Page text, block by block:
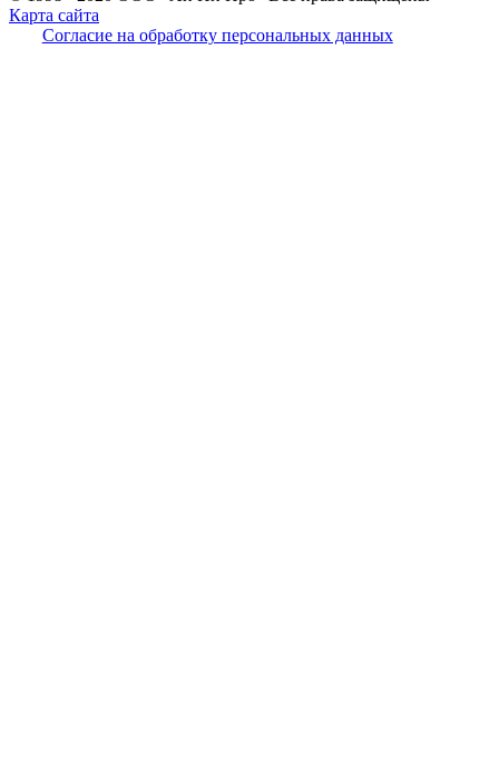
Карта сайта
Согласие на обработку персональных данных